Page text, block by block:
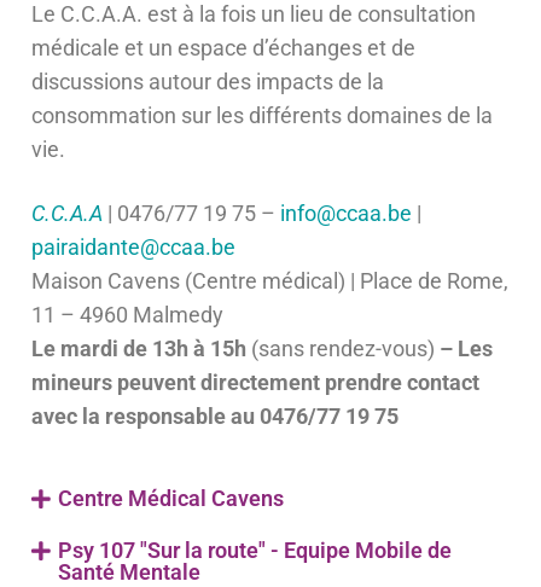
Le C.C.A.A. est à la fois un lieu de consultation
médicale et un espace d’échanges et de
discussions autour des impacts de la
consommation sur les différents domaines de la
vie.
C.C.A.A | 0476/77 19 75 – info@ccaa.be |
pairaidante@ccaa.be
Maison Cavens (Centre médical) | Place de Rome,
11 – 4960 Malmedy
Le mardi de 13h à 15h (sans rendez-vous) – Les
mineurs peuvent directement prendre contact
avec la responsable au 0476/77 19 75
Centre Médical Cavens
Psy 107 "Sur la route" - Equipe Mobile de
Santé Mentale